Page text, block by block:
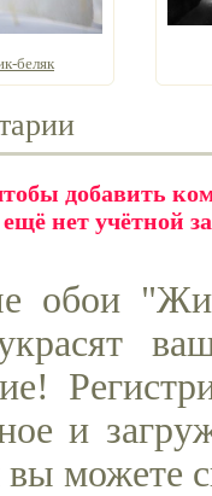
беляк
добавить
нет учётной
обои
и
можете